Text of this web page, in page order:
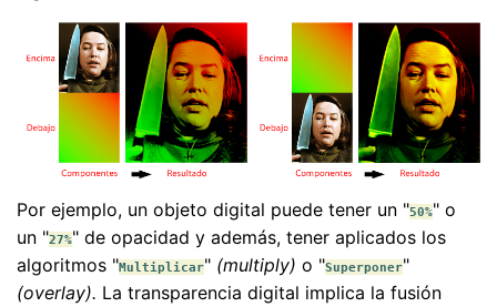
Por ejemplo, un objeto digital puede tener un "50%" o
un "27%" de opacidad y además, tener aplicados los
algoritmos "Multiplicar" (multiply) o "Superponer"
(overlay). La transparencia digital implica la fusión